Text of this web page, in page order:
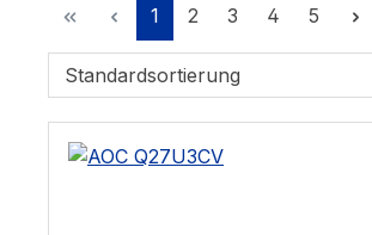
Seite
1 Seite
2 Seite
3 Seite
4 Seite
5